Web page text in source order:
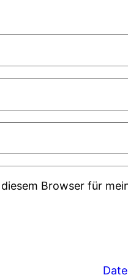
Browser für